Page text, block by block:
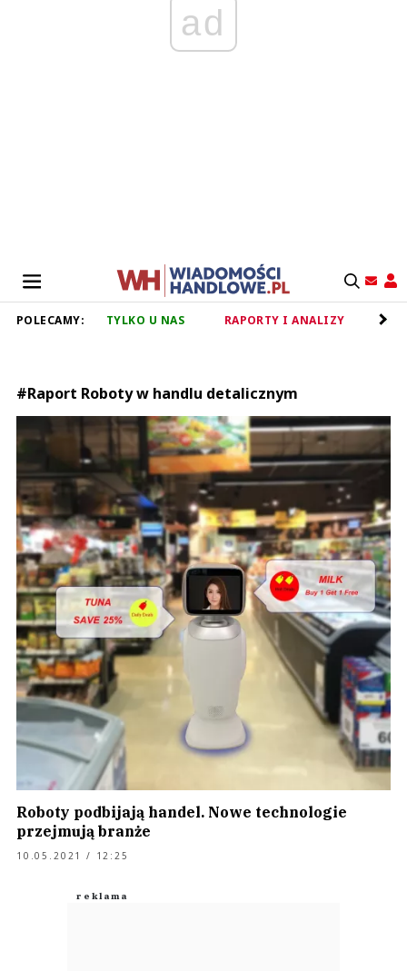
ad
POLECAMY: TYLKO U NAS RAPORTY I ANALIZY
#Raport Roboty w handlu detalicznym
Roboty podbijają handel. Nowe technologie
przejmują branże
10.05.2021 / 12:25